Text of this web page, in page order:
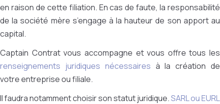
en raison de cette filiation. En cas de faute, la responsabilité
de la société mère s’engage à la hauteur de son apport au
capital.
Captain Contrat vous accompagne et vous offre tous les
renseignements juridiques nécessaires à la création de
votre entreprise ou filiale.
Il faudra notamment choisir son statut juridique.SARL ou EURL